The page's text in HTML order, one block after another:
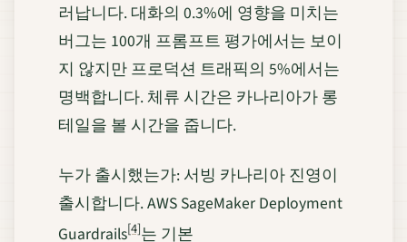
러납니다. 대화의 0.3%에 영향을 미치는
버그는 100개 프롬프트 평가에서는 보이
지 않지만 프로덕션 트래픽의 5%에서는
명백합니다. 체류 시간은 카나리아가 롱
테일을 볼 시간을 줍니다.
누가 출시했는가: 서빙 카나리아 진영이
출시합니다. AWS SageMaker Deployment
Guardrails[4]는 기본